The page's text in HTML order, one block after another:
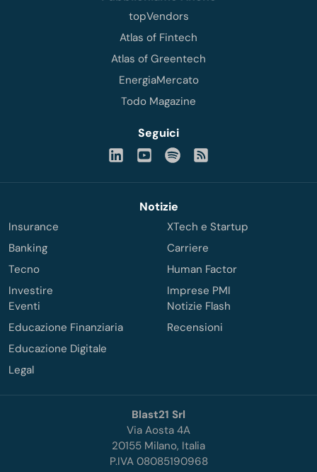
topVendors
Atlas of Fintech
Atlas of Greentech
EnergiaMercato
Todo Magazine
Seguici
Notizie
Insurance
Banking
Tecno
Investire
XTech e Startup
Carriere
Human Factor
Imprese PMI
Eventi
Educazione Finanziaria
Educazione Digitale
Legal
Notizie Flash
Recensioni
Blast21 Srl
Via Aosta 4A
20155 Milano, Italia
P.IVA 08085190968